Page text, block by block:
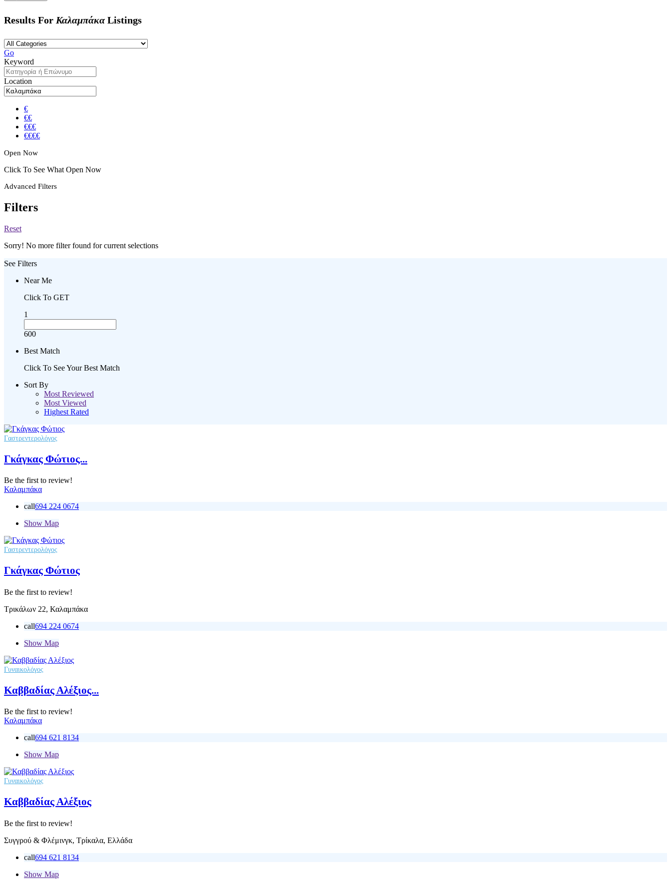
Results For ΚαλαμπάκαListings
Go
Keyword
Location
€
€€
€€€
€€€€
Open Now
Click To See What Open Now
Advanced Filters
Filters
Reset
Sorry! No more filter found for current selections
See Filters
Near Me
Click To GET
1
600
Best Match
Click To See Your Best Match
Sort By
Most Reviewed
Most Viewed
Highest Rated
Γαστρεντερολόγος
Γκάγκας Φώτιος...
Be the first to review!
Καλαμπάκα
call694 224 0674
Show Map
Γαστρεντερολόγος
Γκάγκας Φώτιος
Be the first to review!
Τρικάλων 22, Καλαμπάκα
call694 224 0674
Show Map
Γυναικολόγος
Καββαδίας Αλέξιος...
Be the first to review!
Καλαμπάκα
call694 621 8134
Show Map
Γυναικολόγος
Καββαδίας Αλέξιος
Be the first to review!
Συγγρού & Φλέμινγκ, Τρίκαλα, Ελλάδα
call694 621 8134
Show Map